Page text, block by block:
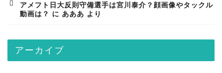
アメフト日大反則守備選手は宮川泰介？顔画像やタックル
動画は？ に あああ より
アーカイブ